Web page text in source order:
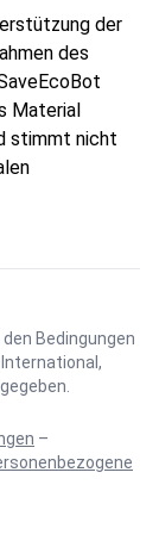
der
des
Material
stimmt nicht
Bedingungen
,
–